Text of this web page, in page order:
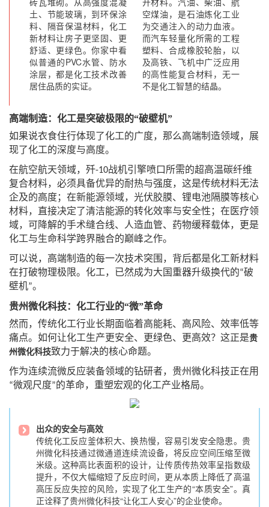
土、节能玻璃，到环保涂
料、隔音保温材料，化工
新材料让房子更坚固、更
舒适、更绿色。你家中看
似普通的PVC水管、防水
涂层，都是化工技术改善
居住品质的实证。
空煤油，是石油炼化工业
为交通注入的动力血液。
而汽车轻量化所需的工程
塑料、合成橡胶轮胎，以
及高铁、飞机中广泛应用
的高性能复合材料，无一
不是化工智慧的结晶。
高端制造：化工是突破极限的“破壁机”
如果说衣食住行体现了化工的广度，那么高端制造领域，展
现了化工的深度与高度。
在航空航天领域，歼-10战机引擎喷口所需的超高温碳纤维
复合材料，必须具备优异的耐热与强度，这是传统材料无法
企及的高度；在新能源领域，光伏胶膜、锂电池隔膜等核心
材料，直接决定了清洁能源的转化效率与安全性；在医疗领
域，可降解的手术缝合线、人造血管、药物缓释载体，更是
化工与生命科学跨界融合的巅峰之作。
可以说，高端制造的每一次技术突围，背后都是化工新材料
在打破物理极限。化工，已然成为大国重器升级换代的“破
壁机”。
贵州微化科技： 化工行业的“微”革命
然而，传统化工行业长期面临着高能耗、高风险、效率低等
痛点。如何让化工生产更安全、更绿色、更高效？这正是贵
州微化科技致力于解决的核心命题。
作为连续流微反应装备领域的钻研者， 贵州微化科技正在用
“微观尺度”的革命，重塑宏观的化工产业格局。
出众的安全与高效
传统化工反应釜体积大、换热慢，容易引发安全隐患。贵
州微化科技通过微通道连续流设备，将反应空间压缩至微
米级。这种高比表面积的设计，让传质传热效率呈指数级
提升，不仅大幅缩短了反应时间，更从本质上降低了高温
高压反应失控的风险，实现了化工生产的“本质安全”。真
正诠释了贵州微化科技“让化工人安心”的企业使命。